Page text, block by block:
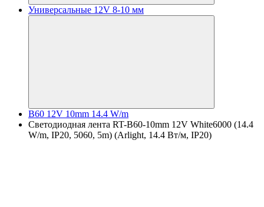
Универсальные 12V 8-10 мм
B60 12V 10mm 14.4 W/m
Светодиодная лента RT-B60-10mm 12V White6000 (14.4
W/m, IP20, 5060, 5m) (Arlight, 14.4 Вт/м, IP20)